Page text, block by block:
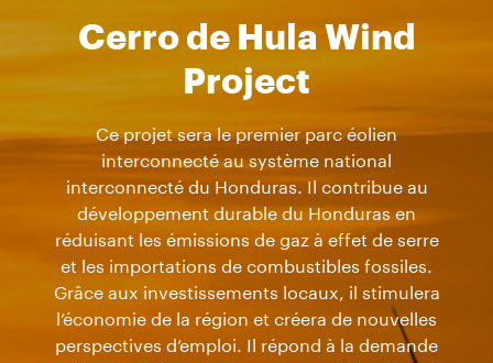
Cerro de Hula Wind
Project
Ce projet sera le premier parc éolien
interconnecté au système national
interconnecté du Honduras. Il contribue au
développement durable du Honduras en
réduisant les émissions de gaz à effet de serre
et les importations de combustibles fossiles.
Grâce aux investissements locaux, il stimulera
l’économie de la région et créera de nouvelles
perspectives d’emploi. Il répond à la demande